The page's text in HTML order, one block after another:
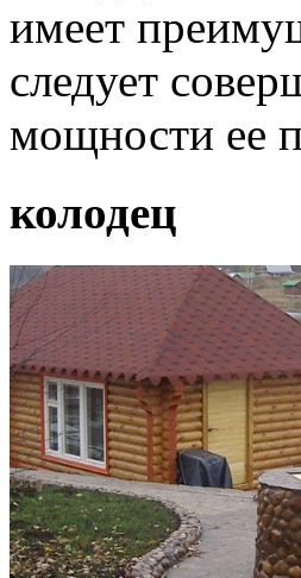
имеет
следует
мощности ее
колодец